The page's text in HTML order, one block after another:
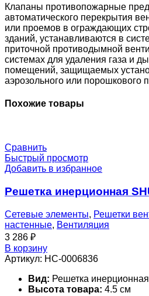
0-
0
Клапаны противопожарные
автоматического перекрытия
или проемов в ограждающих
зданий, устанавливаются в
приточной противодымной
системах для удаления газа и
помещений, защищаемых
аэрозольного или порошкового
Похожие товары
Сравнить
Быстрый просмотр
Добавить в избранное
Решетка инерционная
Сетевые элементы, Решетки
настенные, Вентиляция
3 286 ₽
В корзину
Артикул: НС-0006836
Вид: Решетка инерционная
Высота товара: 4.5 см